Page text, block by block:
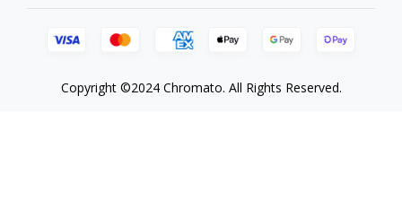
Copyright ©2024 Chromato. All Rights Reserved.